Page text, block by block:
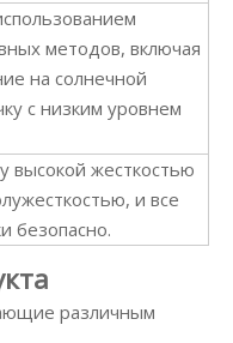
методов, включая
на солнечной
с низким уровнем
высокой жесткостью
и все
безопасно.
различным